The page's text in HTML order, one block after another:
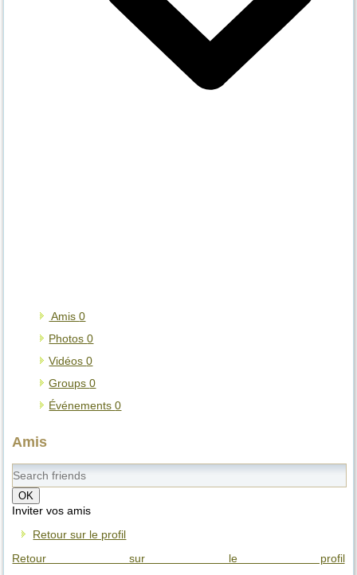
Amis0
Photos0
Vidéos0
Groups0
Événements0
Amis
OK
Inviter vos amis
Retour sur le profil
Retour sur le profil